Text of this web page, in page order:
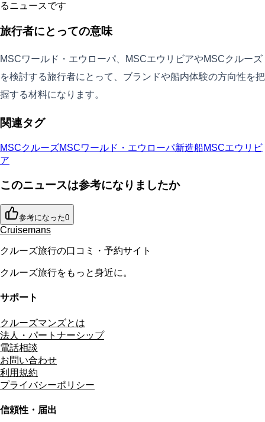
るニュースです
旅行者にとっての意味
MSCワールド・エウローパ、MSCエウリビアやMSCクルーズ
を検討する旅行者にとって、ブランドや船内体験の方向性を把
握する材料になります。
関連タグ
MSCクルーズMSCワールド・エウローパ新造船MSCエウリビ
ア
このニュースは参考になりましたか
参考になった0
Cruisemans
クルーズ旅行の口コミ・予約サイト
クルーズ旅行をもっと身近に。
サポート
クルーズマンズとは
法人・パートナーシップ
電話相談
お問い合わせ
利用規約
プライバシーポリシー
信頼性・届出